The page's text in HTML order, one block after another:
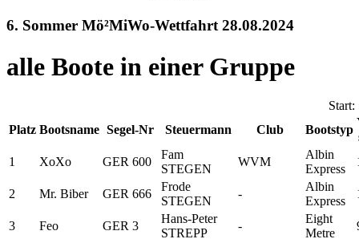
6. Sommer Mö²MiWo-Wettfahrt 28.08.2024
alle Boote in einer Gruppe
Platz Bootsname Segel-Nr Steuermann Club Bootstyp
1
XoXo GER 600
Fam
STEGEN
WVM
Albin
Express
2 Mr. Biber GER 666
Frode
STEGEN
-
Albin
Express
3 Feo GER 3
Hans-Peter
STREPP
-
Eight
Metre